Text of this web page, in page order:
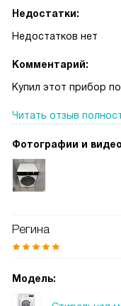
Недостатки:
Недостатков нет
Комментарий:
Купил этот прибор
вид — он вписался в
лишнего места. В
отжиме, так что
Автоматический
экономит
широкий: есть
изделий и
Читать отзыв
Фотографии и
Регина
Модель: